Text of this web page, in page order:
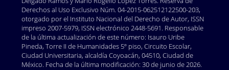
Derechos al Uso Exclusivo Núm. 04-2015-062512122500-203,
otorgado por el Instituto Nacional del Derecho de Autor, ISSN
impreso 2007-5979, ISSN electrónico 2448-5691. Responsable
de la última actualización de este número: Isauro Uribe
Pineda, Torre II de Humanidades 5º piso, Circuito Escolar,
Ciudad Universitaria, alcaldía Coyoacán, 04510, Ciudad de
México. Fecha de la última modificación: 30 de junio de 2026.